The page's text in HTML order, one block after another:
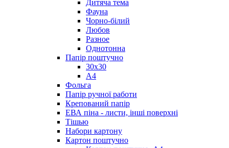
Дитяча тема
Фауна
Чорно-білий
Любов
Разное
Однотонна
Папір поштучно
30х30
А4
Фольга
Папір ручної работи
Крепований папір
ЕВА піна - листи, інші поверхні
Тішью
Набори картону
Картон поштучно